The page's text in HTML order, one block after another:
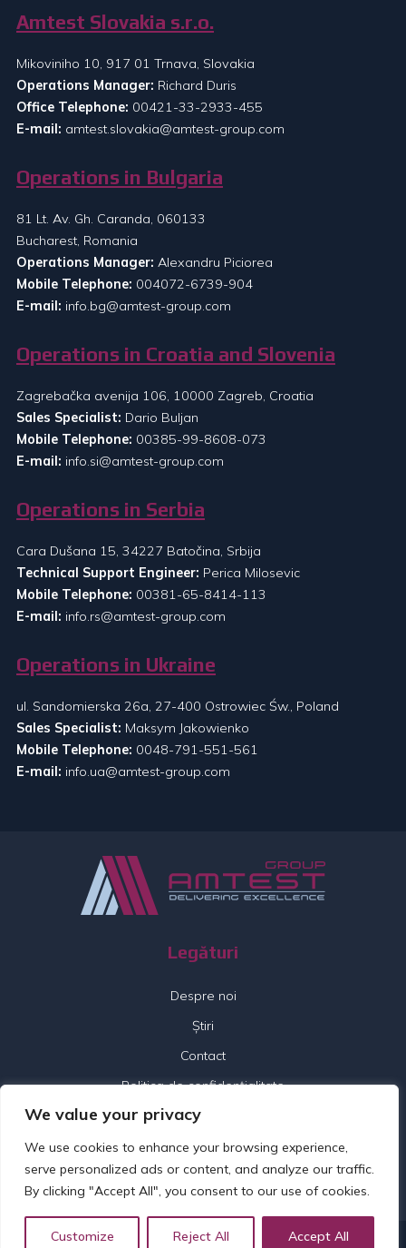
We value your privacy
We use cookies to enhance your browsing experience,
serve personalized ads or content, and analyze our traffic.
By clicking "Accept All", you consent to our use of cookies.
Customize Reject All Accept All
Amtest Slovakia s.r.o.
Mikoviniho 10, 917 01 Trnava, Slovakia
Operations Manager: Richard Duris
Office Telephone: 00421-33-2933-455
E-mail: amtest.slovakia@amtest-group.com
Operations in Bulgaria
81 Lt. Av. Gh. Caranda, 060133
Bucharest, Romania
Operations Manager: Alexandru Piciorea
Mobile Telephone: 004072-6739-904
E-mail: info.bg@amtest-group.com
Operations in Croatia and Slovenia
Zagrebačka avenija 106, 10000 Zagreb, Croatia
Sales Specialist: Dario Buljan
Mobile Telephone: 00385-99-8608-073
E-mail: info.si@amtest-group.com
Operations in Serbia
Cara Dušana 15, 34227 Batočina, Srbija
Technical Support Engineer: Perica Milosevic
Mobile Telephone: 00381-65-8414-113
E-mail: info.rs@amtest-group.com
Operations in Ukraine
ul. Sandomierska 26a, 27-400 Ostrowiec Św., Poland
Sales Specialist: Maksym Jakowienko
Mobile Telephone: 0048-791-551-561
E-mail: info.ua@amtest-group.com
Legături
Despre noi
Știri
Contact
Politica de confidențialitate
© 2026 Amtest Group